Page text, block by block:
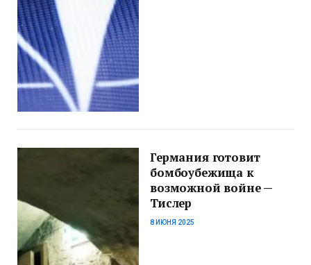
Германия готовит
бомбоубежища к
возможной войне —
Тислер
8 ИЮНЯ 2025